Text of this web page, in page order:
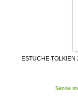
ESTUCHE
Sense